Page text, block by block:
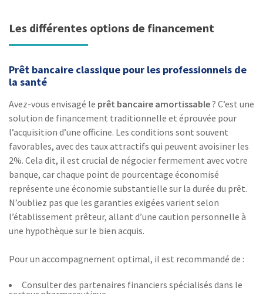
Les différentes options de financement
Prêt bancaire classique pour les professionnels de
la santé
Avez-vous envisagé le prêt bancaire amortissable? C’est une
solution de financement traditionnelle et éprouvée pour
l’acquisition d’une officine. Les conditions sont souvent
favorables, avec des taux attractifs qui peuvent avoisiner les
2%. Cela dit, il est crucial de négocier fermement avec votre
banque, car chaque point de pourcentage économisé
représente une économie substantielle sur la durée du prêt.
N’oubliez pas que les garanties exigées varient selon
l’établissement prêteur, allant d’une caution personnelle à
une hypothèque sur le bien acquis.
Pour un accompagnement optimal, il est recommandé de :
Consulter des partenaires financiers spécialisés dans le